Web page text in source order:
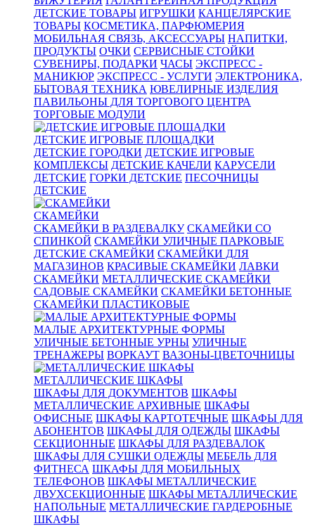
ДЕТСКИЕ ТОВАРЫ ИГРУШКИ КАНЦЕЛЯРСКИЕ
ТОВАРЫ КОСМЕТИКА, ПАРФЮМЕРИЯ
МОБИЛЬНАЯ СВЯЗЬ, АКСЕССУАРЫ НАПИТКИ,
ПРОДУКТЫ ОЧКИ СЕРВИСНЫЕ СТОЙКИ
СУВЕНИРЫ, ПОДАРКИ ЧАСЫ ЭКСПРЕСС -
МАНИКЮР ЭКСПРЕСС - УСЛУГИ ЭЛЕКТРОНИКА,
БЫТОВАЯ ТЕХНИКА ЮВЕЛИРНЫЕ ИЗДЕЛИЯ
ПАВИЛЬОНЫ ДЛЯ ТОРГОВОГО ЦЕНТРА
ТОРГОВЫЕ МОДУЛИ
ДЕТСКИЕ ИГРОВЫЕ ПЛОЩАДКИ
ДЕТСКИЕ ГОРОДКИ ДЕТСКИЕ ИГРОВЫЕ
КОМПЛЕКСЫ ДЕТСКИЕ КАЧЕЛИ КАРУСЕЛИ
ДЕТСКИЕ ГОРКИ ДЕТСКИЕ ПЕСОЧНИЦЫ
ДЕТСКИЕ
СКАМЕЙКИ
СКАМЕЙКИ В РАЗДЕВАЛКУ СКАМЕЙКИ СО
СПИНКОЙ СКАМЕЙКИ УЛИЧНЫЕ ПАРКОВЫЕ
ДЕТСКИЕ СКАМЕЙКИ СКАМЕЙКИ ДЛЯ
МАГАЗИНОВ КРАСИВЫЕ СКАМЕЙКИ ЛАВКИ
СКАМЕЙКИ МЕТАЛЛИЧЕСКИЕ СКАМЕЙКИ
САДОВЫЕ СКАМЕЙКИ СКАМЕЙКИ БЕТОННЫЕ
СКАМЕЙКИ ПЛАСТИКОВЫЕ
МАЛЫЕ АРХИТЕКТУРНЫЕ ФОРМЫ
УЛИЧНЫЕ БЕТОННЫЕ УРНЫ УЛИЧНЫЕ
ТРЕНАЖЕРЫ ВОРКАУТ ВАЗОНЫ-ЦВЕТОЧНИЦЫ
МЕТАЛЛИЧЕСКИЕ ШКАФЫ
ШКАФЫ ДЛЯ ДОКУМЕНТОВ ШКАФЫ
МЕТАЛЛИЧЕСКИЕ АРХИВНЫЕ ШКАФЫ
ОФИСНЫЕ ШКАФЫ КАРТОТЕЧНЫЕ ШКАФЫ ДЛЯ
АБОНЕНТОВ ШКАФЫ ДЛЯ ОДЕЖДЫ ШКАФЫ
СЕКЦИОННЫЕ ШКАФЫ ДЛЯ РАЗДЕВАЛОК
ШКАФЫ ДЛЯ СУШКИ ОДЕЖДЫ МЕБЕЛЬ ДЛЯ
ФИТНЕСА ШКАФЫ ДЛЯ МОБИЛЬНЫХ
ТЕЛЕФОНОВ ШКАФЫ МЕТАЛЛИЧЕСКИЕ
ДВУХСЕКЦИОННЫЕ ШКАФЫ МЕТАЛЛИЧЕСКИЕ
НАПОЛЬНЫЕ МЕТАЛЛИЧЕСКИЕ ГАРДЕРОБНЫЕ
ШКАФЫ